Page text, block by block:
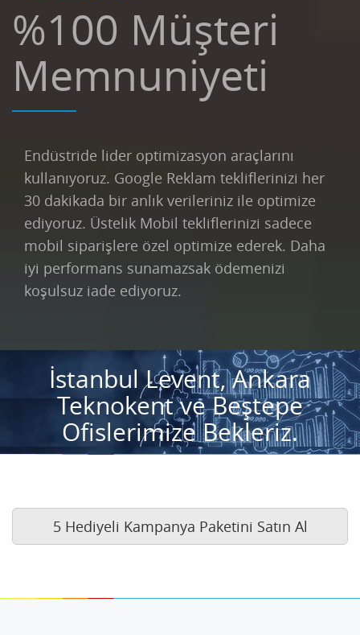
%100 Müşteri
Memnuniyeti
Endüstride lider optimizasyon araçlarını
kullanıyoruz. Google Reklam tekliflerinizi her
30 dakikada bir anlık verileriniz ile optimize
ediyoruz. Üstelik Mobil tekliflerinizi sadece
mobil siparişlere özel optimize ederek. Daha
iyi performans sunamazsak ödemenizi
koşulsuz iade ediyoruz.
İstanbul Levent, Ankara
Teknokent ve Beştepe
Ofislerimize Bekleriz.
5 Hediyeli Kampanya Paketini Satın Al